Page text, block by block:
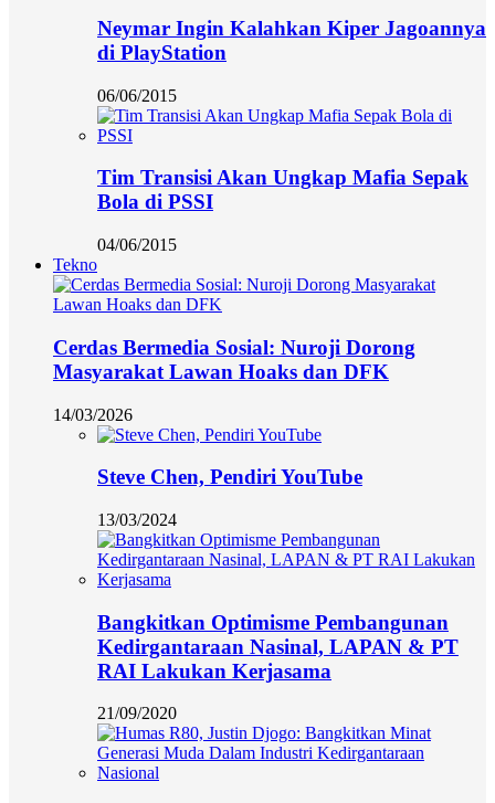
Neymar Ingin Kalahkan Kiper Jagoannya
di PlayStation
06/06/2015
Tim Transisi Akan Ungkap Mafia Sepak
Bola di PSSI
04/06/2015
Tekno
Cerdas Bermedia Sosial: Nuroji Dorong
Masyarakat Lawan Hoaks dan DFK
14/03/2026
Steve Chen, Pendiri YouTube
13/03/2024
Bangkitkan Optimisme Pembangunan
Kedirgantaraan Nasinal, LAPAN & PT
RAI Lakukan Kerjasama
21/09/2020